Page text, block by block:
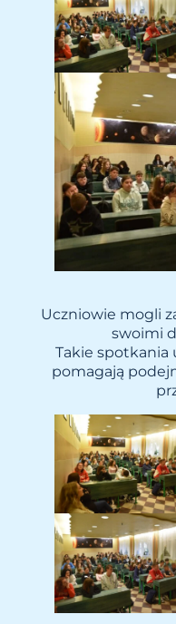
Uczniowie mogli
swoimi
Takie spotkania
pomagają